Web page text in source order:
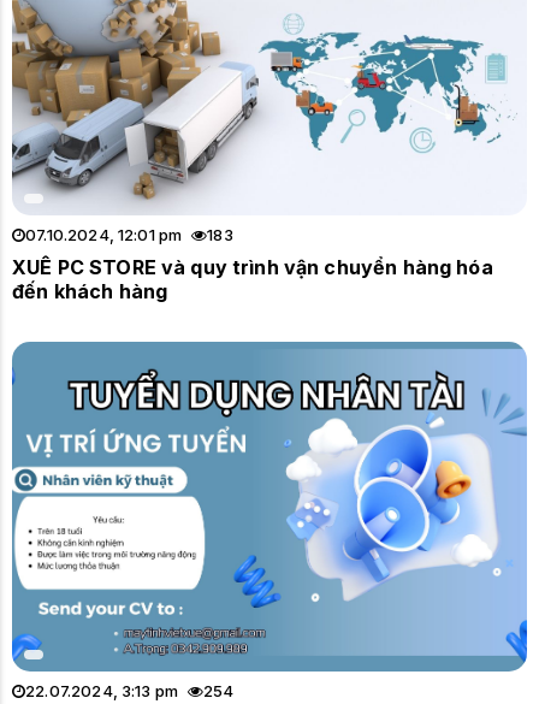
07.10.2024, 12:01 pm 183
XUÊ PC STORE và quy trình vận chuyển hàng hóa
đến khách hàng
22.07.2024, 3:13 pm 254